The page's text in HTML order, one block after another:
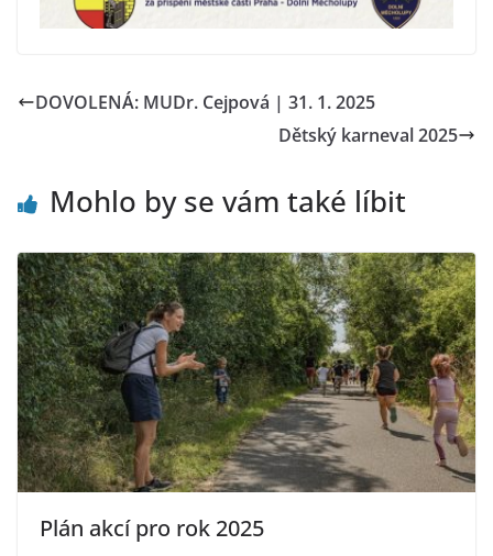
DOVOLENÁ: MUDr. Cejpová | 31. 1. 2025
Dětský karneval 2025
Mohlo by se vám také líbit
Plán akcí pro rok 2025